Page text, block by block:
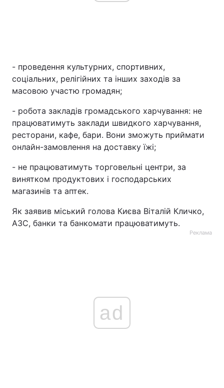
- проведення культурних, спортивних,
соціальних, релігійних та інших заходів за
масовою участю громадян;
- робота закладів громадського харчування: не
працюватимуть заклади швидкого харчування,
ресторани, кафе, бари. Вони зможуть приймати
онлайн-замовлення на доставку їжі;
- не працюватимуть торговельні центри, за
винятком продуктових і господарських
магазинів та аптек.
Як заявив міський голова Києва Віталій Кличко,
АЗС, банки та банкомати працюватимуть.
Реклама
ad